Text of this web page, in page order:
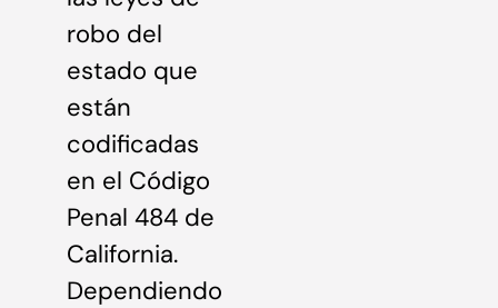
robo del
estado que
están
codificadas
en el Código
Penal 484 de
California.
Dependiendo